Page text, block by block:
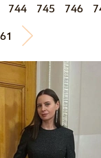
744 745 746